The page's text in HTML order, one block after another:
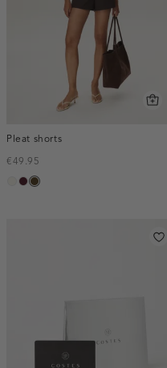
Pleat shorts
€49.95
creme,
pruim,
toffee